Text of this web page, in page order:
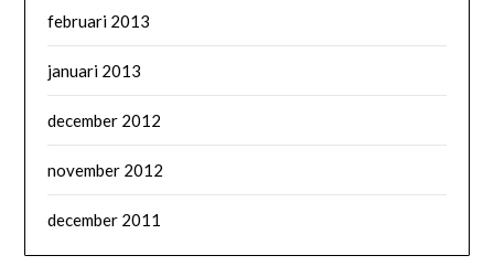
februari 2013
januari 2013
december 2012
november 2012
december 2011